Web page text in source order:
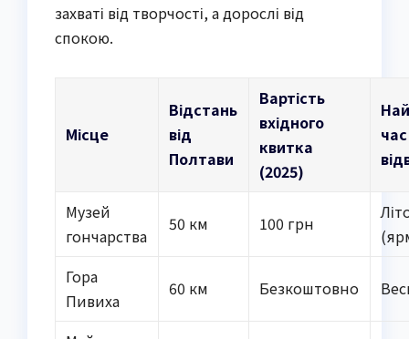
захваті від творчості, а дорослі від
спокою.
Місце
Відстань
від
Полтави
Вартість
вхідного
квитка
(2025)
час
Музей
гончарства
50 км 100 грн
Гора
Пивиха
60 км Безкоштовно